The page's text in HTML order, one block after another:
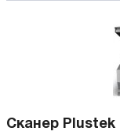
Сканер Plustek